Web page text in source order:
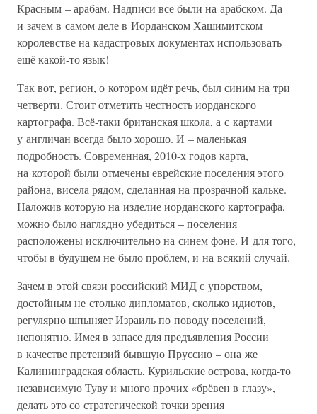
Красным – арабам. Надписи все были на арабском. Да
и зачем в самом деле в Иорданском Хашимитском
королевстве на кадастровых документах использовать
ещё какой-то язык!
Так вот, регион, о котором идёт речь, был синим на три
четверти. Стоит отметить честность иорданского
картографа. Всё-таки британская школа, а с картами
у англичан всегда было хорошо. И – маленькая
подробность. Современная, 2010-х годов карта,
на которой были отмечены еврейские поселения этого
района, висела рядом, сделанная на прозрачной кальке.
Наложив которую на изделие иорданского картографа,
можно было наглядно убедиться – поселения
расположены исключительно на синем фоне. И для того,
чтобы в будущем не было проблем, и на всякий случай.
Зачем в этой связи российский МИД с упорством,
достойным не столько дипломатов, сколько идиотов,
регулярно шпыняет Израиль по поводу поселений,
непонятно. Имея в запасе для предъявления России
в качестве претензий бывшую Пруссию – она же
Калининградская область, Курильские острова, когда-то
независимую Туву и много прочих «брёвен в глазу»,
делать это со стратегической точки зрения